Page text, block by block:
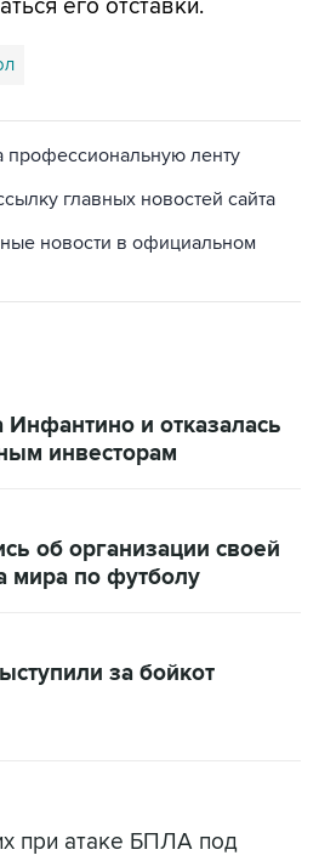
главных новостей сайта
новости в официальном
инвесторам
мира по футболу
при атаке БПЛА под